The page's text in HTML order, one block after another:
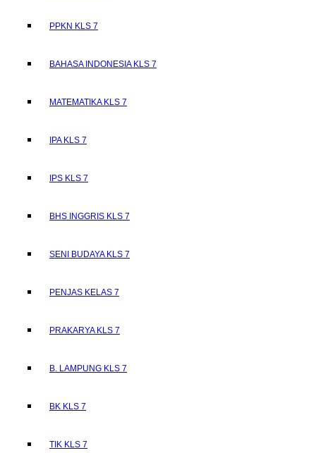
PPKN KLS 7
BAHASA INDONESIA KLS 7
MATEMATIKA KLS 7
IPA KLS 7
IPS KLS 7
BHS INGGRIS KLS 7
SENI BUDAYA KLS 7
PENJAS KELAS 7
PRAKARYA KLS 7
B. LAMPUNG KLS 7
BK KLS 7
TIK KLS 7